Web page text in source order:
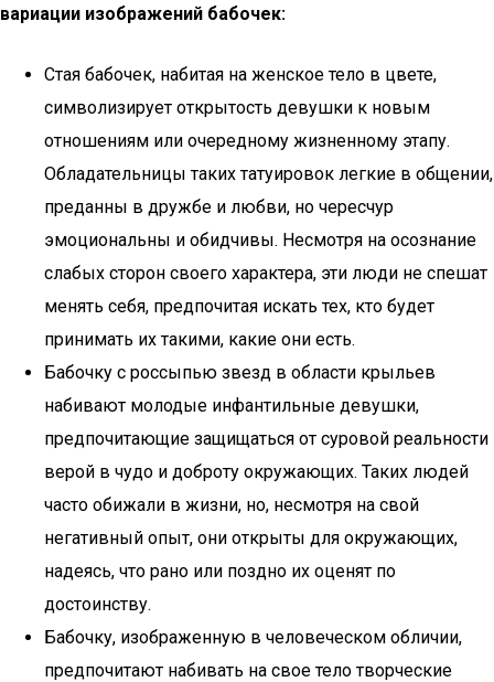
вариации изображений бабочек:
Стая бабочек, набитая на женское тело в цвете,
символизирует открытость девушки к новым
отношениям или очередному жизненному этапу.
Обладательницы таких татуировок легкие в общении,
преданны в дружбе и любви, но чересчур
эмоциональны и обидчивы. Несмотря на осознание
слабых сторон своего характера, эти люди не спешат
менять себя, предпочитая искать тех, кто будет
принимать их такими, какие они есть.
Бабочку с россыпью звезд в области крыльев
набивают молодые инфантильные девушки,
предпочитающие защищаться от суровой реальности
верой в чудо и доброту окружающих. Таких людей
часто обижали в жизни, но, несмотря на свой
негативный опыт, они открыты для окружающих,
надеясь, что рано или поздно их оценят по
достоинству.
Бабочку, изображенную в человеческом обличии,
предпочитают набивать на свое тело творческие